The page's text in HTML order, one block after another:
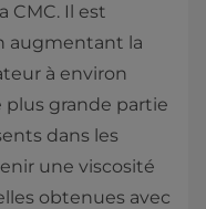
CMC. Il est
augmentant la
à environ
plus grande partie
dans les
une viscosité
obtenues avec